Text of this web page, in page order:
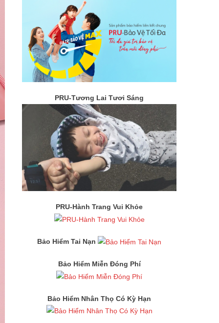
PRU-Tương Lai Tươi Sáng
PRU-Hành Trang Vui Khỏe
Bảo Hiểm Tai Nạn
Bảo Hiểm Miễn Đóng Phí
Bảo Hiểm Nhân Thọ Có Kỳ Hạn